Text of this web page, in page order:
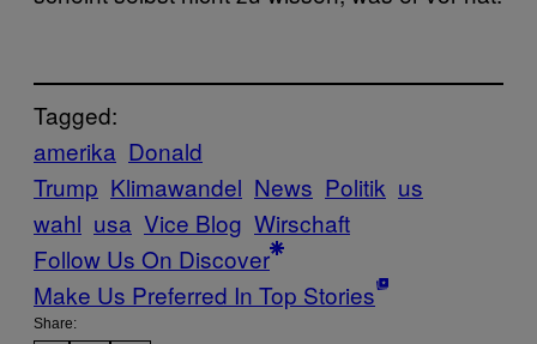
Tagged:
amerika Donald
Trump Klimawandel News Politik us
wahl usa Vice Blog Wirschaft
Follow Us On Discover
Make Us Preferred In Top Stories
Share: